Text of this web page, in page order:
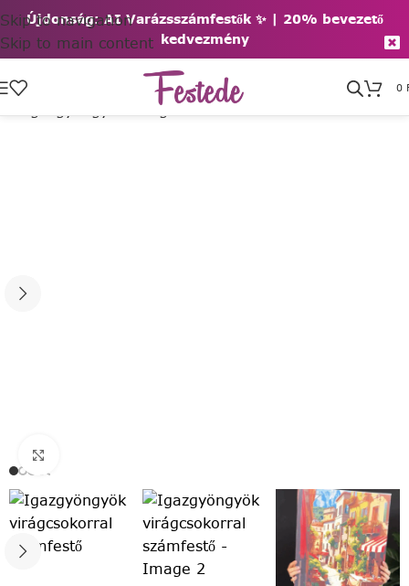
Újdonság: AI Varázsszámfestők ✨ | 20% bevezető
kedvezmény
Skip to navigation
Skip to main content
0